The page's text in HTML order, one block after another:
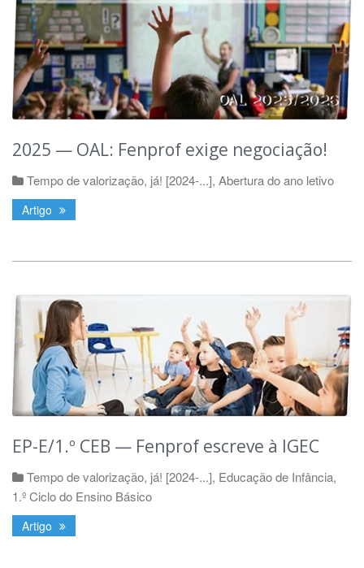
2025 — OAL: Fenprof exige negociação!
Tempo de valorização, já! [2024-...], Abertura do ano letivo
Artigo
EP-E/1.º CEB — Fenprof escreve à IGEC
Tempo de valorização, já! [2024-...], Educação de Infância,
1.º Ciclo do Ensino Básico
Artigo